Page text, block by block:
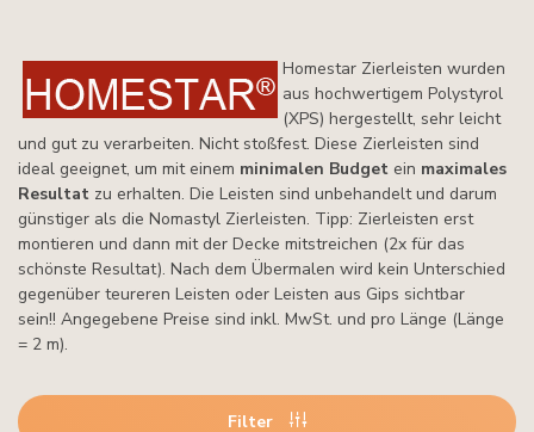
Homestar Zierleisten wurden
aus hochwertigem Polystyrol
(XPS) hergestellt, sehr leicht
und gut zu verarbeiten. Nicht stoßfest. Diese Zierleisten sind
ideal geeignet, um mit einem minimalen Budget ein maximales
Resultat zu erhalten. Die Leisten sind unbehandelt und darum
günstiger als die Nomastyl Zierleisten. Tipp: Zierleisten erst
montieren und dann mit der Decke mitstreichen (2x für das
schönste Resultat). Nach dem Übermalen wird kein Unterschied
gegenüber teureren Leisten oder Leisten aus Gips sichtbar
sein!! Angegebene Preise sind inkl. MwSt. und pro Länge (Länge
= 2 m).
Filter